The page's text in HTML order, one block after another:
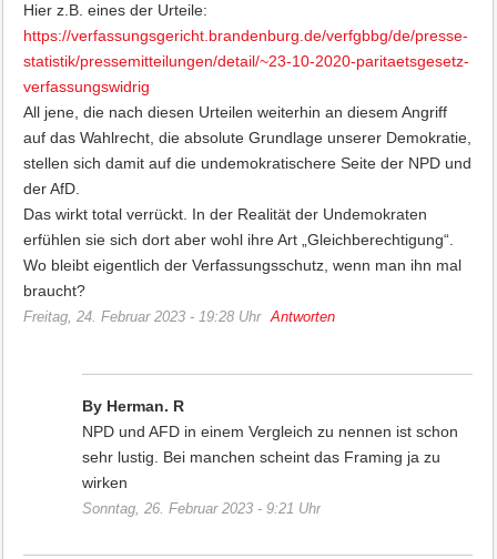
Hier z.B. eines der Urteile:
https://verfassungsgericht.brandenburg.de/verfgbbg/de/presse-
statistik/pressemitteilungen/detail/~23-10-2020-paritaetsgesetz-
verfassungswidrig
All jene, die nach diesen Urteilen weiterhin an diesem Angriff
auf das Wahlrecht, die absolute Grundlage unserer Demokratie,
stellen sich damit auf die undemokratischere Seite der NPD und
der AfD.
Das wirkt total verrückt. In der Realität der Undemokraten
erfühlen sie sich dort aber wohl ihre Art „Gleichberechtigung“.
Wo bleibt eigentlich der Verfassungsschutz, wenn man ihn mal
braucht?
Freitag, 24. Februar 2023 - 19:28 Uhr Antworten
By Herman. R
NPD und AFD in einem Vergleich zu nennen ist schon
sehr lustig. Bei manchen scheint das Framing ja zu
wirken
Sonntag, 26. Februar 2023 - 9:21 Uhr